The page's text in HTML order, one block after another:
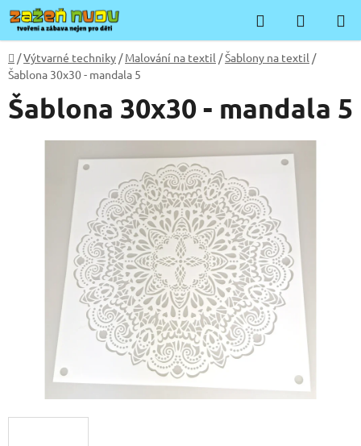
Přejít
na
obsah
Hledat
KOŠÍK
Domů
/Výtvarné techniky / Malování na textil /Šablony na textil /
Šablona 30x30 - mandala 5
Šablona 30x30 - mandala 5